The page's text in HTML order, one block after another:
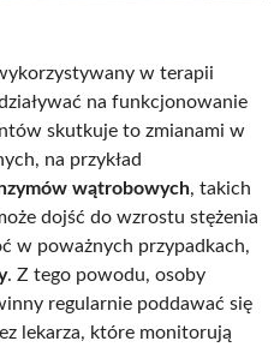
w terapii
na funkcjonowanie
skutkuje to zmianami w
na przykład
wątrobowych, takich
dojść do wzrostu stężenia
w poważnych przypadkach,
. Z tego powodu, osoby
regularnie poddawać się
lekarza, które monitorują